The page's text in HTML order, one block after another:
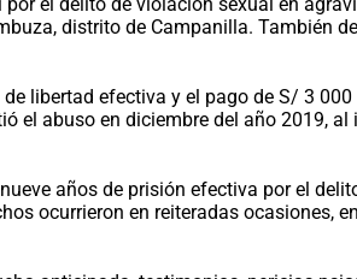
distrito de Campanilla. También
libertad efectiva y el pago de S/ 3
abuso en diciembre del año 2019,
años de prisión efectiva por el
ocurrieron en reiteradas ocasiones,